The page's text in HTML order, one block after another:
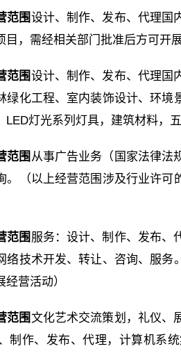
范围设计、制作、发布、代理国
，需经相关部门批准后方可开展
范围设计、制作、发布、代理国
绿化工程、室内装饰设计、环
LED灯光系列灯具，建筑材料，
范围 从事广告业务（国家法律法
。（以上经营范围涉及行业许
范围 服务：设计、制作、发布、
络技术开发、转让、咨询、服
营活动）
范围文化艺术交流策划，礼仪、
制作、发布、代理，计算机系